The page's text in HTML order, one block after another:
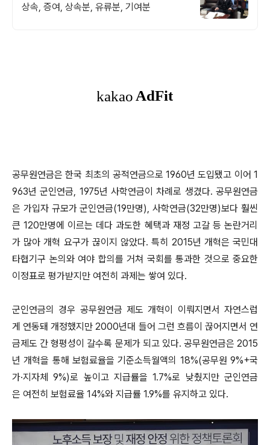
상속, 증여, 상속분, 유류분, 기여분
공무원연금은 한국 최초의 공적연금으로 1960년 도입됐고 이어 1
963년 군인연금, 1975년 사학연금이 차례로 생겼다. 공무원연금
은 가입자 규모가 군인연금(19만명), 사학연금(32만명)보다 훨씬
큰 120만명에 이르는 데다 과도한 혜택과 재정 고갈 등 논란거리
가 많아 개혁 요구가 끊이지 않았다. 특히 2015년 개혁은 국민대
타협기구 논의와 여야 합의를 거쳐 국회를 통과한 것으로 중요한
이정표로 평가받지만 여전히 과제는 쌓여 있다.
군인연금의 경우 공무원연금 제도 개혁이 이뤄지면서 자연스럽
게 연동돼 개정했지만 2000년대 들어 그런 흐름이 끊어지면서 연
금제도 간 형평성이 갈수록 문제가 되고 있다. 공무원연금은 2015
년 개혁을 통해 보험료율을 기준소득월액의 18%(공무원 9%+국
가·지자체 9%)로 높이고 지급률을 1.7%로 낮췄지만 군인연금
은 여전히 보험료율 14%와 지급률 1.9%를 유지하고 있다.